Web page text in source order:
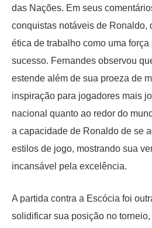
das Nações. Em seus
conquistas notáveis ​​de Ronaldo,
ética de trabalho como uma força
sucesso. Fernandes observou
estende além de sua proeza de
inspiração para jogadores mais
nacional quanto ao redor do
a capacidade de Ronaldo de se
estilos de jogo, mostrando sua
incansável pela excelência.
A partida contra a Escócia foi
solidificar sua posição no